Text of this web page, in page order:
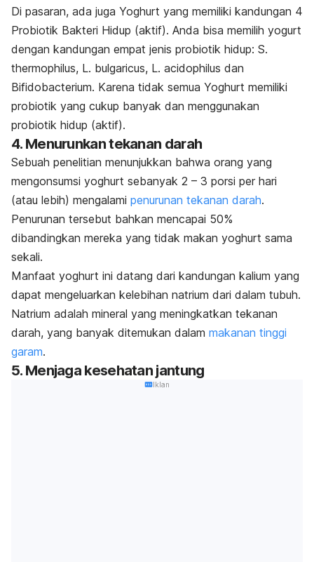
Di pasaran, ada juga Yoghurt yang memiliki kandungan 4
Probiotik Bakteri Hidup (aktif). Anda bisa memilih yogurt
dengan kandungan empat jenis probiotik hidup: S.
thermophilus, L. bulgaricus, L. acidophilus dan
Bifidobacterium. Karena tidak semua Yoghurt memiliki
probiotik yang cukup banyak dan menggunakan
probiotik hidup (aktif).
4. Menurunkan tekanan darah
Sebuah penelitian menunjukkan bahwa orang yang
mengonsumsi yoghurt sebanyak 2 – 3 porsi per hari
(atau lebih) mengalami penurunan tekanan darah.
Penurunan tersebut bahkan mencapai 50%
dibandingkan mereka yang tidak makan yoghurt sama
sekali.
Manfaat yoghurt ini datang dari kandungan kalium yang
dapat mengeluarkan kelebihan natrium dari dalam tubuh.
Natrium adalah mineral yang meningkatkan tekanan
darah, yang banyak ditemukan dalam makanan tinggi
garam.
5. Menjaga kesehatan jantung
Iklan